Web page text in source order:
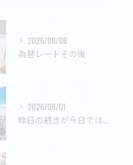
2026/08/08
為替レートその後
2026/08/01